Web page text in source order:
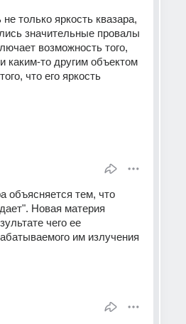
только яркость квазара,
значительные провалы
возможность того,
каким-то другим объектом
что его яркость
объясняется тем, что
Новая материя
чего ее
им излучения